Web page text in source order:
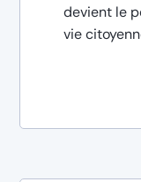
devient le
vie